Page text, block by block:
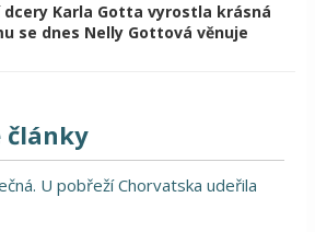
dcery Karla Gotta vyrostla krásná
se dnes Nelly Gottová věnuje
články
U pobřeží Chorvatska udeřila